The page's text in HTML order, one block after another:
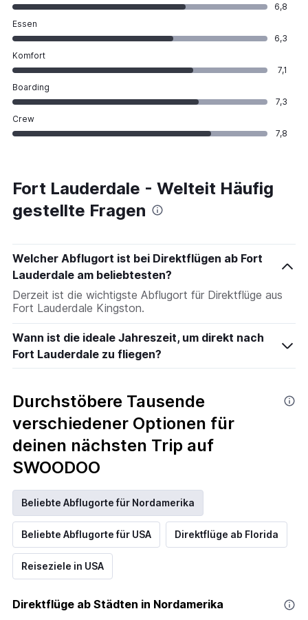
6,8
Essen
6,3
Komfort
7,1
Boarding
7,3
Crew
7,8
Fort Lauderdale - Welteit Häufig
gestellte Fragen
Welcher Abflugort ist bei Direktflügen ab Fort
Lauderdale am beliebtesten?
Derzeit ist die wichtigste Abflugort für Direktflüge aus
Fort Lauderdale Kingston.
Wann ist die ideale Jahreszeit, um direkt nach
Fort Lauderdale zu fliegen?
Durchstöbere Tausende
verschiedener Optionen für
deinen nächsten Trip auf
SWOODOO
Beliebte Abflugorte für Nordamerika
Beliebte Abflugorte für USA Direktflüge ab Florida
Reiseziele in USA
Direktflüge ab Städten in Nordamerika